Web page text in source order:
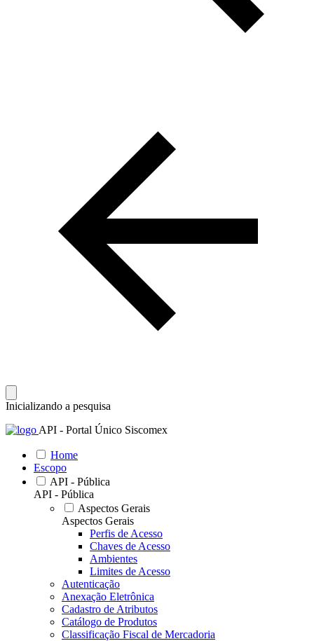
Inicializando a pesquisa
API - Portal Único Siscomex
Home
Escopo
API - Pública
API - Pública
Aspectos Gerais
Aspectos Gerais
Perfis de Acesso
Chaves de Acesso
Ambientes
Limites de Acesso
Autenticação
Anexação Eletrônica
Cadastro de Atributos
Catálogo de Produtos
Classificação Fiscal de Mercadoria